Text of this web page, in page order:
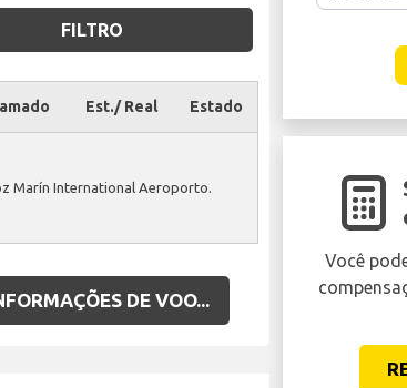
FILTRO
Est./ Real Estado
Marín International Aeroporto.
DE VOO...
Você